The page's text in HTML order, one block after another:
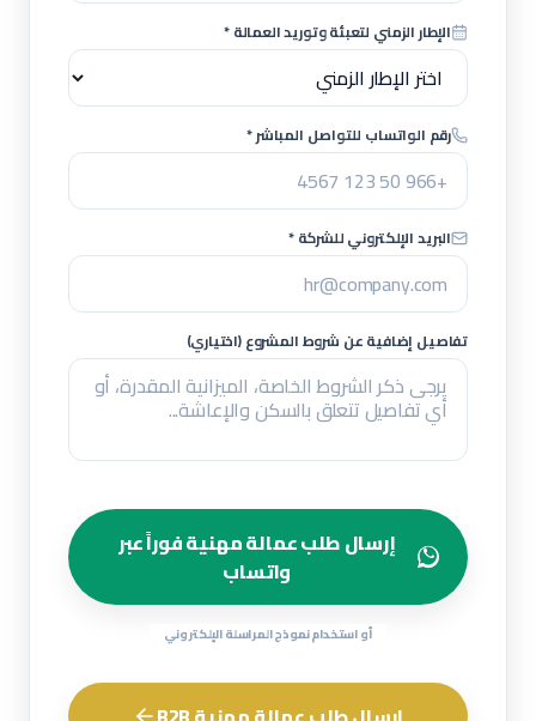
الإطار الزمني لتعبئة وتوريد العمالة *
رقم الواتساب للتواصل المباشر *
البريد الإلكتروني للشركة *
تفاصيل إضافية عن شروط المشروع (اختياري)
إرسال طلب عمالة مهنية فوراً عبر
واتساب
أو استخدام نموذج المراسلة الإلكتروني